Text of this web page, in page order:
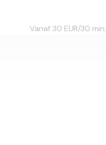
Vanaf 30 EUR/30 min.